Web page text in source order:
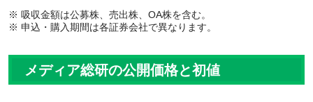
※ 吸収金額は公募株、売出株、OA株を含む。
※ 申込・購入期間は各証券会社で異なります。
メディア総研の公開価格と初値